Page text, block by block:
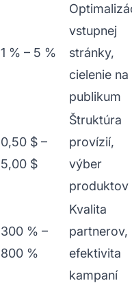
1 % – 5 %
vstupnej
stránky,
cielenie na
publikum
0,50 $ –
5,00 $
Štruktúra
provízií,
výber
produktov
300 % –
800 %
Kvalita
partnerov,
efektivita
kampaní